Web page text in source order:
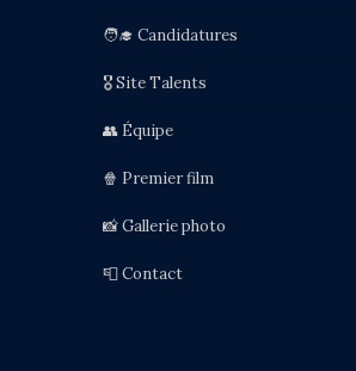
🧑‍🎓 Candidatures
🎖️ Site Talents
👥 Équipe
🍿 Premier film
📸 Gallerie photo
📮 Contact